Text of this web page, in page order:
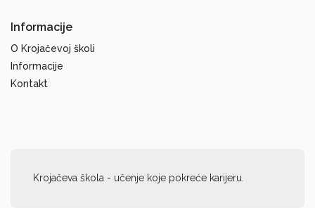
Informacije
O Krojačevoj školi
Informacije
Kontakt
Krojačeva škola - učenje koje pokreće karijeru.